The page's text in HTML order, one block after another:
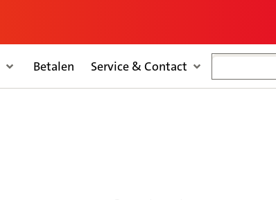
Betalen Service & Contact